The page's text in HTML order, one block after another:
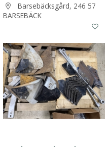
Barsebäcksgård, 246 57
BARSEBÄCK